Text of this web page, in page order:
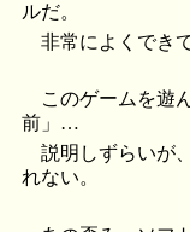
ルだ。
非常によくでき
このゲームを遊
前」…
説明しずらいが
れない。